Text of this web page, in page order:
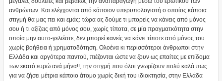
ανθρώπων. Και ελέγχονται από κάποιον υπερυπολογιστή ο οποίος κάποια
στιγμή θα μας πει και εμάς: τώρα ας δούμε τι μπορείς να κάνεις από μόνος
σου ή τι αξίζεις από μόνος σου, χωρίς τίποτα, σε μία πραγματκότητα στην
οποία μην αυτο-γελιέστε, δεν μπορεί κανείς να κάνει τίποτε από μόνος του
χωρίς βοήθεια ή χρηματοδότηση. Ολοένα κι περισσότεροι άνθρωποι στην
Ελλάδα και αργότερα παντού, πιέζονται ώστε να ζουν ως επαίτες με επίδομα
των εκατό ευρώ ανά μήνα!!, την στιγμή που όλοι γνωρίζουν πολύ καλά πως
για να ζήσει μέτρια κάποιο άτομο χωρίς δική του ιδιοκτησία, στην Ελλάδα